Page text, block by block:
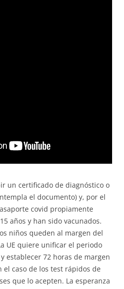
un certificado de diagnóstico o
el documento) y, por el
covid propiamente
años y han sido vacunados.
niños queden al margen del
UE quiere unificar el periodo
establecer 72 horas de margen
el caso de los test rápidos de
que lo acepten. La esperanza